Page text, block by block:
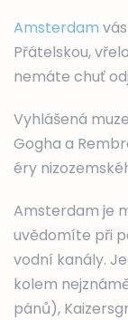
Amsterdam
Přátelskou,
nemáte chuť
Vyhlášená
Gogha a
éry
Amsterdam je
uvědomíte při
vodní kanály.
kolem
pánů),